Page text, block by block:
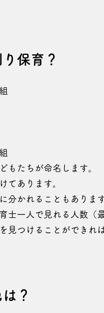
保育？
ちが命名します。
てあります。
分かれることもありま
一人で見れる人数（
見つけることができれ
？